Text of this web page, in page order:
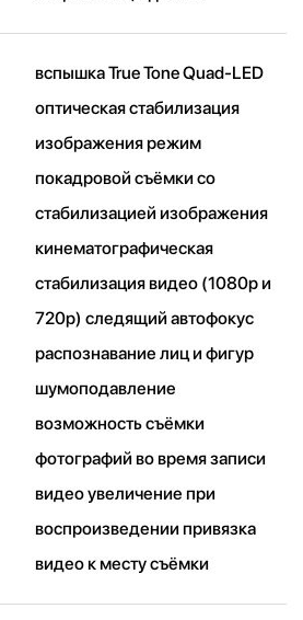
вспышка True Tone Quad-LED
оптическая стабилизация
изображения режим
покадровой съёмки со
стабилизацией изображения
кинематографическая
стабилизация видео (1080p и
720p) следящий автофокус
распознавание лиц и фигур
шумоподавление
возможность съёмки
фотографий во время записи
видео увеличение при
воспроизведении привязка
видео к месту съёмки